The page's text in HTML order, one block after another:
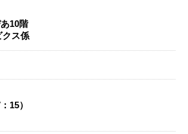
10階
ス係
15）